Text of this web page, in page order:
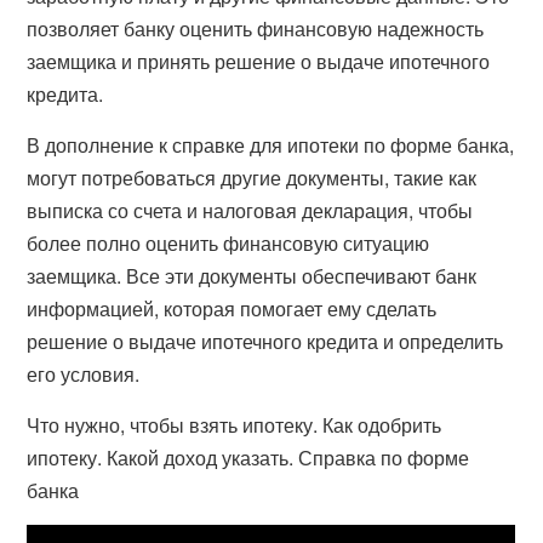
позволяет банку оценить финансовую надежность
заемщика и принять решение о выдаче ипотечного
кредита.
В дополнение к справке для ипотеки по форме банка,
могут потребоваться другие документы, такие как
выписка со счета и налоговая декларация, чтобы
более полно оценить финансовую ситуацию
заемщика. Все эти документы обеспечивают банк
информацией, которая помогает ему сделать
решение о выдаче ипотечного кредита и определить
его условия.
Что нужно, чтобы взять ипотеку. Как одобрить
ипотеку. Какой доход указать. Справка по форме
банка